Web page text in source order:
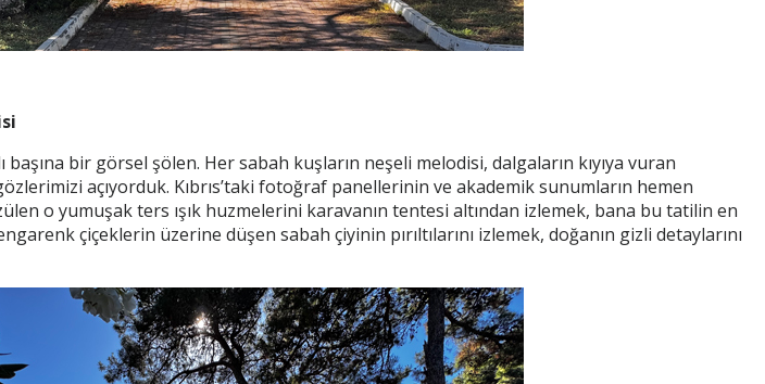
bir görsel şölen. Her sabah kuşların neşeli melodisi, dalgaların kıyıya vuran
açıyorduk. Kıbrıs’taki fotoğraf panellerinin ve akademik sunumların hemen
o yumuşak ters ışık huzmelerini karavanın tentesi altından izlemek, bana bu tatilin en
çiçeklerin üzerine düşen sabah çiyinin pırıltılarını izlemek, doğanın gizli detaylarını